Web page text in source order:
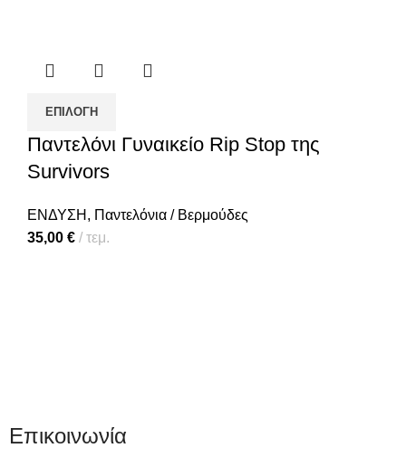
ΕΠΙΛΟΓΉ
Παντελόνι Γυναικείο Rip Stop της
Survivors
ΕΝΔΥΣΗ , Παντελόνια / Βερμούδες
35,00 € τεμ.
Επικοινωνία